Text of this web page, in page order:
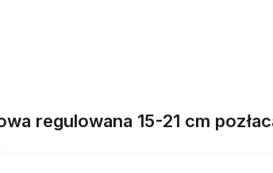
regulowana 15-21 cm